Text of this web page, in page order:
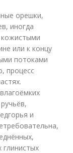
орешки,
иногда
кожистыми
или к концу
потоками
процесс
и